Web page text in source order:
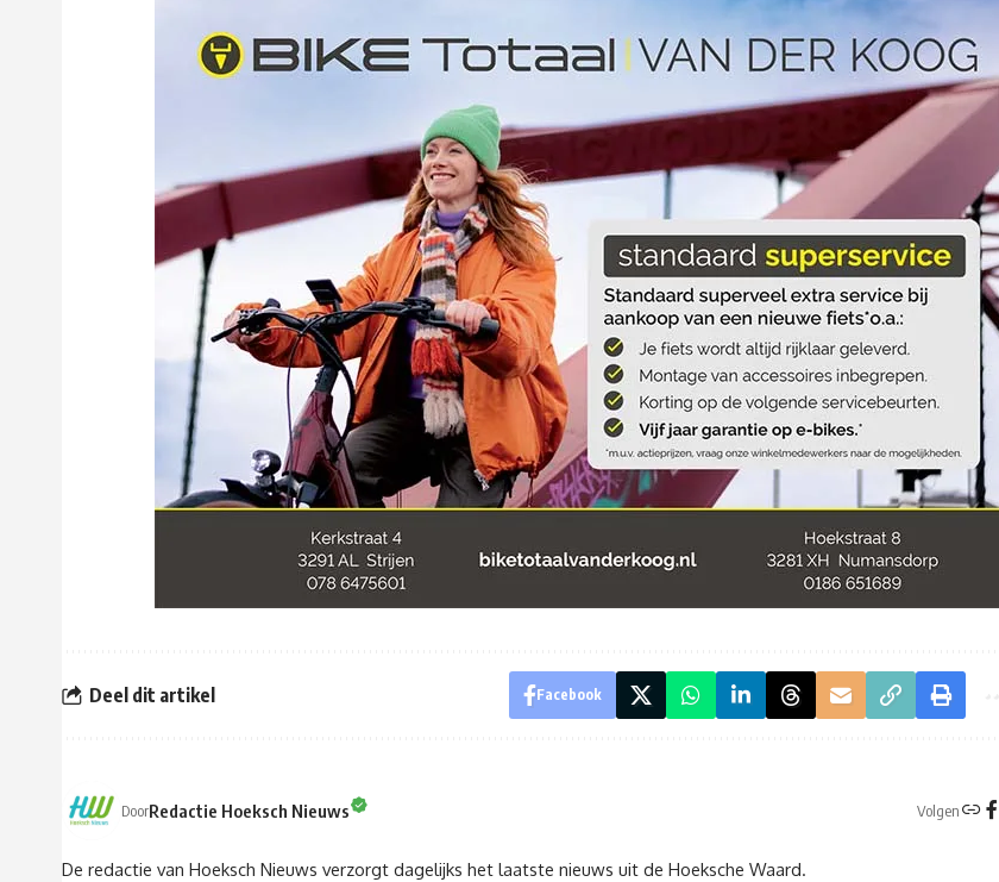
Deel dit artikel Facebook
DoorRedactie Hoeksch Nieuws Volgen
De redactie van Hoeksch Nieuws verzorgt dagelijks het laatste nieuws uit de Hoeksche Waard.